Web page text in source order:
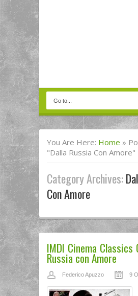
You Are Here: Home »
"Dalla Russia Con Amore"
Category Archives:
Con Amore
IMDI Cinema
Russia con Amore
Federico Apuzzo 9